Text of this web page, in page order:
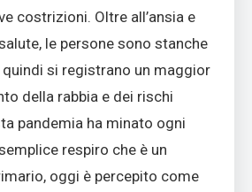
costrizioni. Oltre all’ansia e
le persone sono stanche
quindi si registrano un maggior
della rabbia e dei rischi
pandemia ha minato ogni
respiro che è un
oggi è percepito come